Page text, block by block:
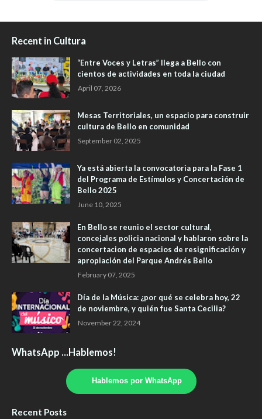
Recent in Cultura
“Entre Voces y Letras” llega a Bello con
cientos de actividades en toda la ciudad
April 07, 2026
Mesas Territoriales, un espacio para construir
cultura de Bello en comunidad
September 02, 2025
Ya está abierta la convocatoria para la Fase 1
del Programa de Estímulos y Concertación de
Bello 2025
June 10, 2025
En Bello se reunio el sector cultural,
concejales policia nacional y hablaron sobre la
concertacion de espacios de resignificación y
apropiación del Parque Andrés Bello
February 07, 2025
Día de la Música: ¿por qué se celebra hoy, 22
de noviembre, y quién fue Santa Cecilia?
November 22, 2024
WhatsApp ...Hablemos!
Hablemos por WhatsApp
Recent Posts